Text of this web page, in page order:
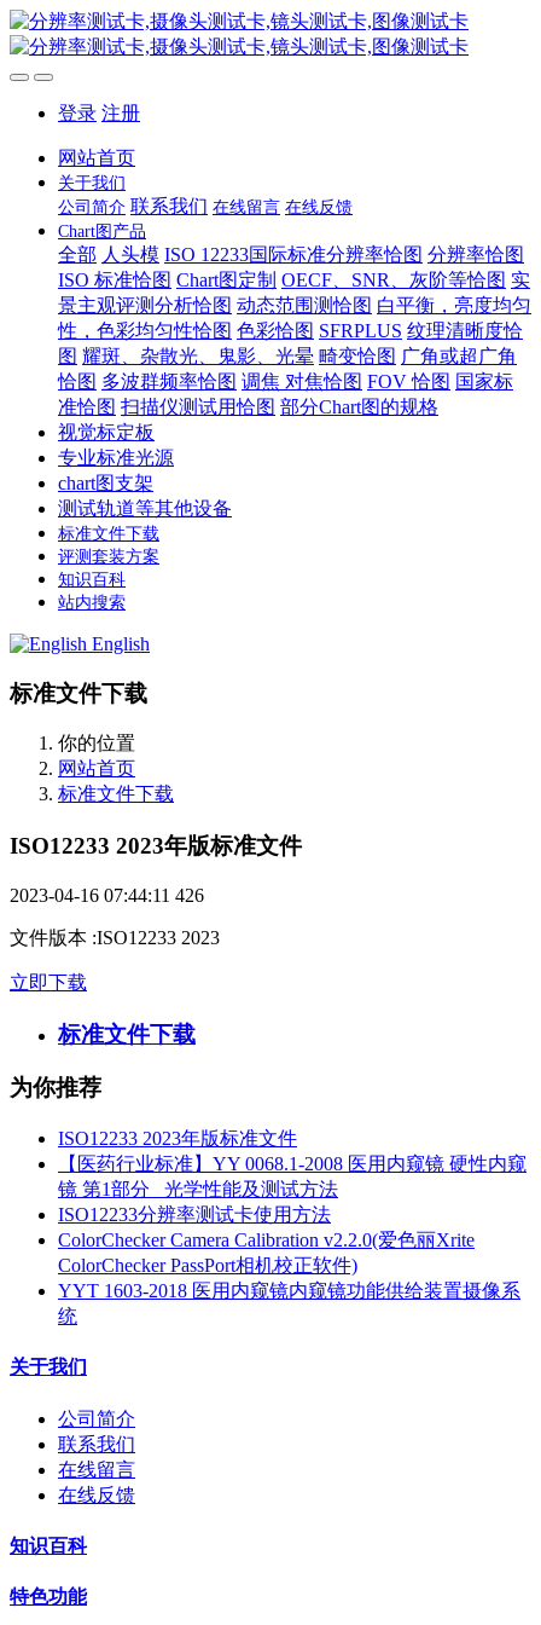
登录 注册
网站首页
关于我们
公司简介 联系我们 在线留言 在线反馈
Chart图产品
全部 人头模 ISO 12233国际标准分辨率恰图 分辨率恰图
ISO 标准恰图 Chart图定制 OECF、SNR、灰阶等恰图 实
景主观评测分析恰图 动态范围测恰图 白平衡，亮度均匀
性，色彩均匀性恰图 色彩恰图 SFRPLUS 纹理清晰度恰
图 耀斑、杂散光、鬼影、光晕 畸变恰图 广角或超广角
恰图 多波群频率恰图 调焦 对焦恰图 FOV 恰图 国家标
准恰图 扫描仪测试用恰图 部分Chart图的规格
视觉标定板
专业标准光源
chart图支架
测试轨道等其他设备
标准文件下载
评测套装方案
知识百科
站内搜索
English
标准文件下载
你的位置
网站首页
标准文件下载
ISO12233 2023年版标准文件
2023-04-16 07:44:11 426
文件版本 :ISO12233 2023
立即下载
标准文件下载
为你推荐
ISO12233 2023年版标准文件
【医药行业标准】YY 0068.1-2008 医用内窥镜 硬性内窥
镜 第1部分_ 光学性能及测试方法
ISO12233分辨率测试卡使用方法
ColorChecker Camera Calibration v2.2.0(爱色丽Xrite
ColorChecker PassPort相机校正软件)
YYT 1603-2018 医用内窥镜内窥镜功能供给装置摄像系
统
关于我们
公司简介
联系我们
在线留言
在线反馈
知识百科
特色功能